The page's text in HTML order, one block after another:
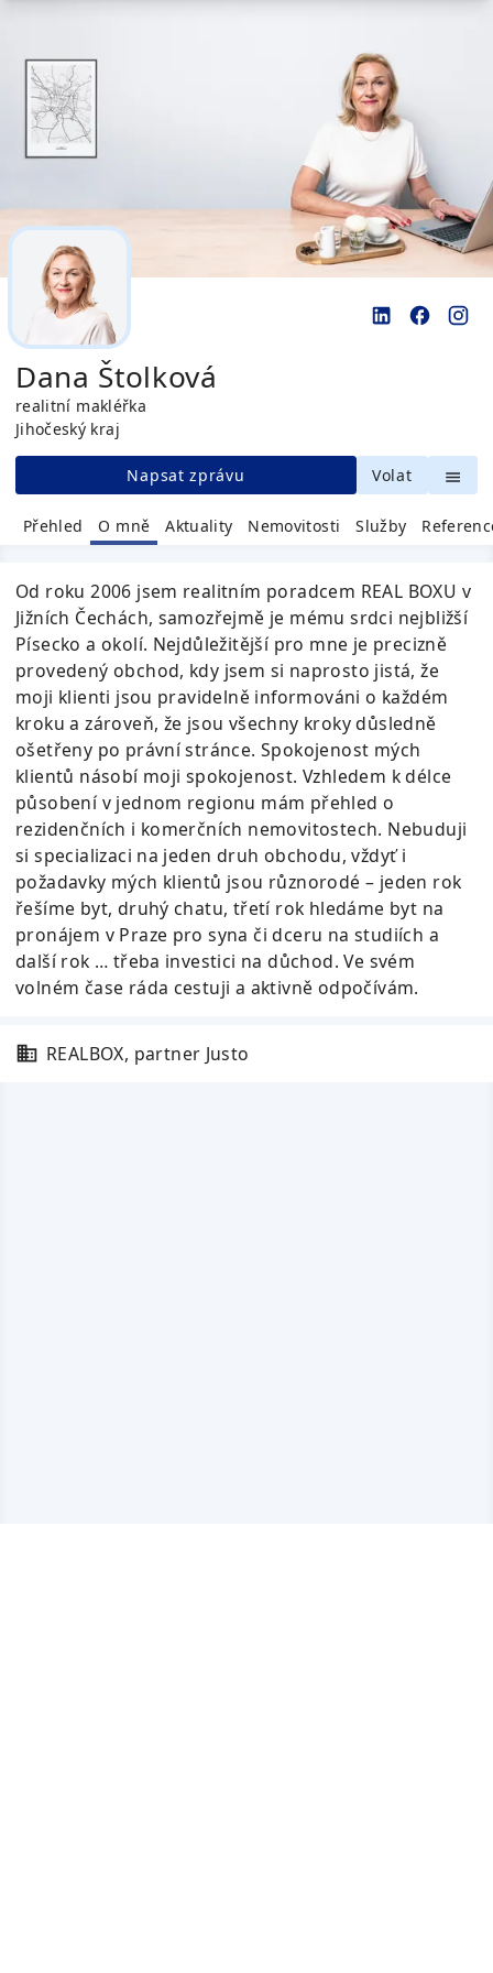
Dana Štolková
realitní makléřka
Jihočeský kraj
Napsat zprávu Volat
Přehled O mně Aktuality Nemovitosti Služby
Od roku 2006 jsem realitním poradcem REAL BOXU v
Jižních Čechách, samozřejmě je mému srdci nejbližší
Písecko a okolí. Nejdůležitější pro mne je precizně
provedený obchod, kdy jsem si naprosto jistá, že
moji klienti jsou pravidelně informováni o každém
kroku a zároveň, že jsou všechny kroky důsledně
ošetřeny po právní stránce. Spokojenost mých
klientů násobí moji spokojenost. Vzhledem k délce
působení v jednom regionu mám přehled o
rezidenčních i komerčních nemovitostech. Nebuduji
si specializaci na jeden druh obchodu, vždyť i
požadavky mých klientů jsou různorodé – jeden rok
řešíme byt, druhý chatu, třetí rok hledáme byt na
pronájem v Praze pro syna či dceru na studiích a
další rok … třeba investici na důchod. Ve svém
volném čase ráda cestuji a aktivně odpočívám.
REALBOX, partner Justo